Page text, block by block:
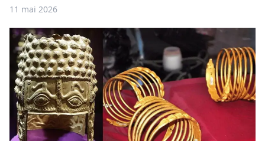
11 mai 2026